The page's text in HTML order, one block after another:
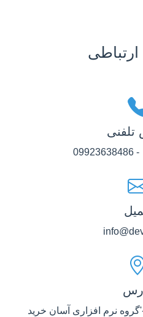
تلفنی
نرم افزاری آسان خرید